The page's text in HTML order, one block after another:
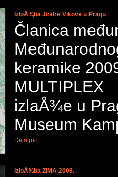
IzloÅ¾ba Jindre Vikove u Pragu
Članica
keramike
MULTIPLEX
izlaÅ¾e u
Museum
Detaljno...
IzloÅ¾ba ZIMA 2008.